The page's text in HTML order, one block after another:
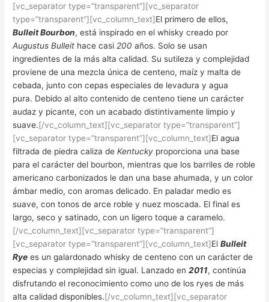
[vc_separator type=”transparent”][vc_separator
type=”transparent”][vc_column_text]El primero de ellos,
Bulleit Bourbon, está inspirado en el whisky creado por
Augustus Bulleit hace casi 200 años. Solo se usan
ingredientes de la más alta calidad. Su sutileza y complejidad
proviene de una mezcla única de centeno, maíz y malta de
cebada, junto con cepas especiales de levadura y agua
pura. Debido al alto contenido de centeno tiene un carácter
audaz y picante, con un acabado distintivamente limpio y
suave.[/vc_column_text][vc_separator type=”transparent”]
[vc_separator type=”transparent”][vc_column_text]El agua
filtrada de piedra caliza deKentucky proporciona una base
para el carácter del bourbon, mientras que los barriles de roble
americano carbonizados le dan una base ahumada, y un color
ámbar medio, con aromas delicado. En paladar medio es
suave, con tonos de arce roble y nuez moscada. El final es
largo, seco y satinado, con un ligero toque a caramelo.
[/vc_column_text][vc_separator type=”transparent”]
[vc_separator type=”transparent”][vc_column_text]ElBulleit
Rye es un galardonado whisky de centeno con un carácter de
especias y complejidad sin igual. Lanzado en2011, continúa
disfrutando el reconocimiento como uno de los ryes de más
alta calidad disponibles.[/vc_column_text][vc_separator